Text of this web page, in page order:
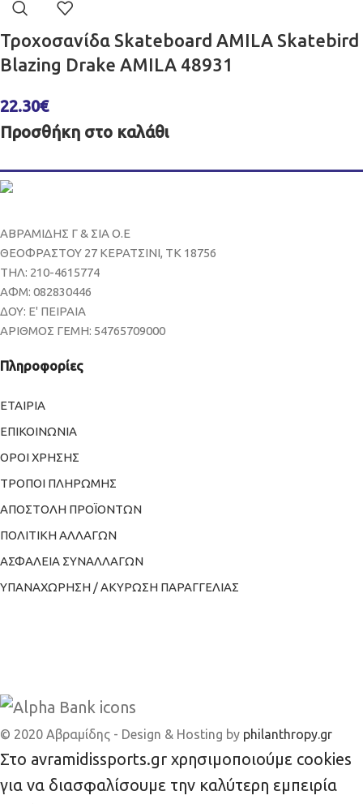
Τροχοσανίδα Skateboard AMILA Skatebird
Blazing Drake AMILA 48931
22.30€
Προσθήκη στο καλάθι
ΑΒΡΑΜΙΔΗΣ Γ & ΣΙΑ Ο.Ε
ΘΕΟΦΡΑΣΤΟΥ 27 ΚΕΡΑΤΣΙΝΙ, ΤΚ 18756
ΤΗΛ: 210-4615774
ΑΦΜ: 082830446
ΔΟΥ: Ε' ΠΕΙΡΑΙΑ
ΑΡΙΘΜΟΣ ΓΕΜΗ: 54765709000
Πληροφορίες
ΕΤΑΙΡΙΑ
ΕΠΙΚΟΙΝΩΝΙΑ
ΟΡΟΙ ΧΡΗΣΗΣ
ΤΡΟΠΟΙ ΠΛΗΡΩΜΗΣ
ΑΠΟΣΤΟΛΗ ΠΡΟΪΟΝΤΩΝ
ΠΟΛΙΤΙΚΗ ΑΛΛΑΓΩΝ
ΑΣΦΑΛΕΙΑ ΣΥΝΑΛΛΑΓΩΝ
ΥΠΑΝΑΧΩΡΗΣΗ / ΑΚΥΡΩΣΗ ΠΑΡΑΓΓΕΛΙΑΣ
© 2020 Αβραμίδης - Design & Hosting by philanthropy.gr
Στο avramidissports.gr χρησιμοποιούμε cookies
για να διασφαλίσουμε την καλύτερη εμπειρία